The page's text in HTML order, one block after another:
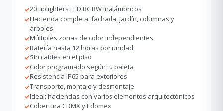
✓20 uplighters LED RGBW inalámbricos
✓Hacienda completa: fachada, jardín, columnas y
árboles
✓Múltiples zonas de color independientes
✓Batería hasta 12 horas por unidad
✓Sin cables en el piso
✓Color programado según tu paleta
✓Resistencia IP65 para exteriores
✓Transporte, montaje y desmontaje
✓Ideal: haciendas con varios elementos arquitectónicos
✓Cobertura CDMX y Edomex